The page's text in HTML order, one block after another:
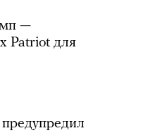
—
Patriot для